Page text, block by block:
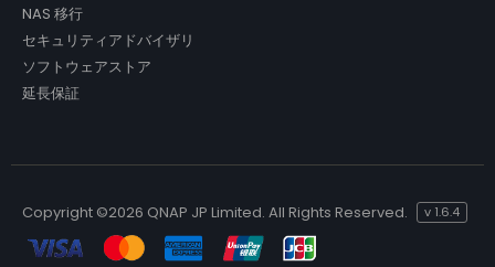
NAS 移行
セキュリティアドバイザリ
ソフトウェアストア
延長保証
Copyright ©2026 QNAP JP Limited. All Rights Reserved. v 1.6.4